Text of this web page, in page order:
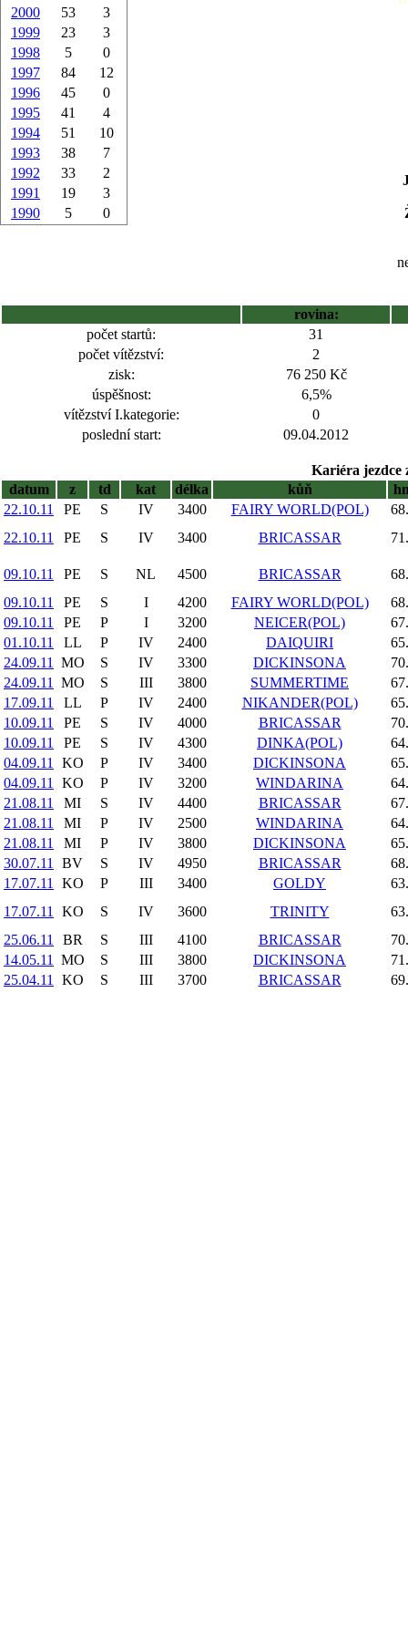
2000
53
3
1999
23
3
1998
5
0
1997
84
12
1996
45
0
1995
41
4
1994
51
10
1993
38
7
1992
33
2
1991
19
3
1990
5 0
rovina:
počet startů:
31
počet vítězství:
2
zisk:
76 250 Kč
úspěšnost:
6,5%
vítězství I.kategorie:
0
poslední start:
09.04.2012
Kariéra jezdce
datum
z td kat délka kůň
22.10.11
PE S IV 3400 FAIRY WORLD(POL)
22.10.11
PE S IV 3400 BRICASSAR
09.10.11 PE S NL 4500 BRICASSAR
09.10.11
PE S I 4200 FAIRY WORLD(POL)
09.10.11
PE P I 3200 NEICER(POL)
01.10.11
LL P IV 2400 DAIQUIRI
24.09.11
MO S IV 3300 DICKINSONA
24.09.11
MO S III 3800 SUMMERTIME
17.09.11
LL P IV 2400 NIKANDER(POL)
10.09.11
PE S IV 4000 BRICASSAR
10.09.11
PE S IV 4300 DINKA(POL)
04.09.11
KO P IV 3400 DICKINSONA
04.09.11
KO P IV 3200 WINDARINA
21.08.11
MI S IV 4400 BRICASSAR
21.08.11
MI P IV 2500 WINDARINA
21.08.11
MI P IV 3800 DICKINSONA
30.07.11
BV S IV 4950 BRICASSAR
17.07.11
KO P III 3400 GOLDY
17.07.11
KO S IV 3600 TRINITY
25.06.11
BR S III 4100 BRICASSAR
14.05.11
MO S III 3800 DICKINSONA
25.04.11
KO S III 3700 BRICASSAR